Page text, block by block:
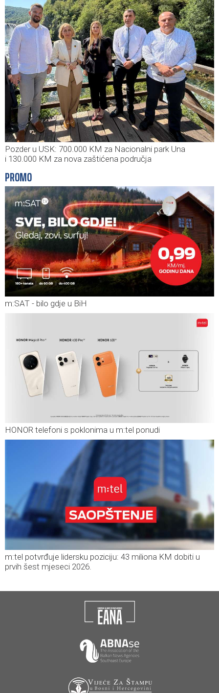
Pozder u USK: 700.000 KM za Nacionalni park Una
i 130.000 KM za nova zaštićena područja
PROMO
m:SAT - bilo gdje u BiH
HONOR telefoni s poklonima u m:tel ponudi
m:tel potvrđuje lidersku poziciju: 43 miliona KM dobiti u
prvih šest mjeseci 2026.